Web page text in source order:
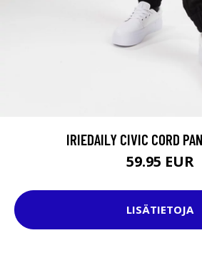
IRIEDAILY CIVIC CORD
59.95 EUR
LISÄTIETOJA